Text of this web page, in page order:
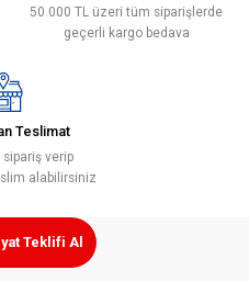
50.000 TL üzeri tüm siparişlerde
geçerli kargo bedava
Teslimat
verip
alabilirsiniz
Teklifi Al